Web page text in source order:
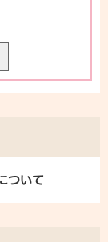
ついて